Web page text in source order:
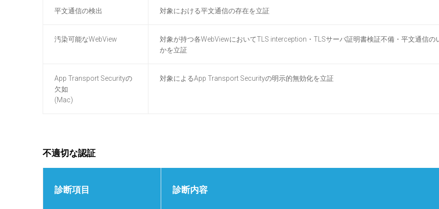
平文通信の検出 対象における平文通信の存在を立証
汚染可能なWebView
対象が持つ各WebViewにおいてTLS interception・TLSサーバ証明書検証不備・平文通信の
かを立証
App Transport Securityの
欠如
(Mac)
対象によるApp Transport Securityの明示的無効化を立証
不適切な認証
診断項目 診断内容